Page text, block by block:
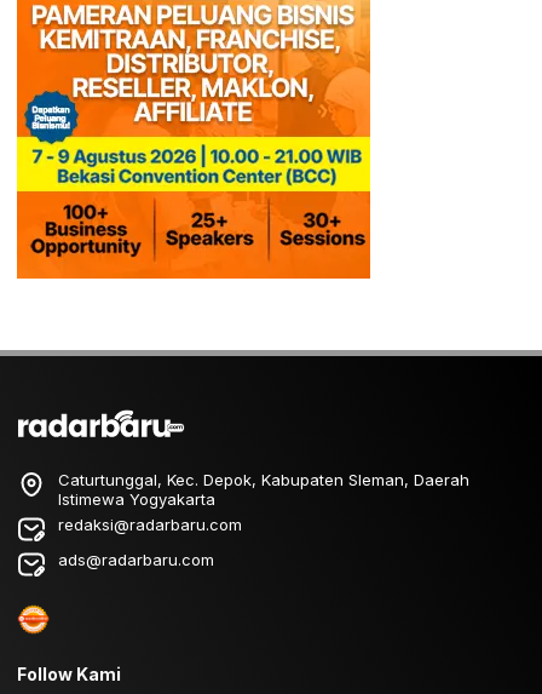
Caturtunggal, Kec. Depok, Kabupaten Sleman, Daerah
Istimewa Yogyakarta
redaksi@radarbaru.com
ads@radarbaru.com
Follow Kami